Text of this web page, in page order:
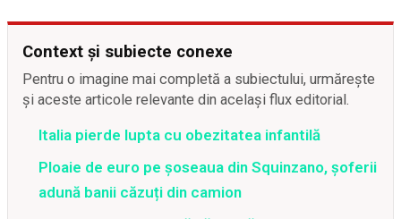
Context și subiecte conexe
Pentru o imagine mai completă a subiectului, urmărește
și aceste articole relevante din același flux editorial.
Italia pierde lupta cu obezitatea infantilă
Ploaie de euro pe șoseaua din Squinzano, șoferii
adună banii căzuți din camion